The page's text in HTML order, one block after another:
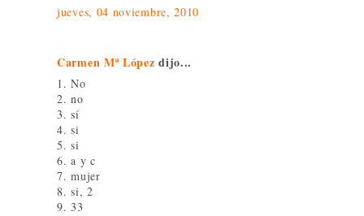
jueves, 04 noviembre, 2010
Carmen Mª López dijo...
1. No
2. no
3. sí
4. si
5. si
6. a y c
7. mujer
8. si, 2
9. 33